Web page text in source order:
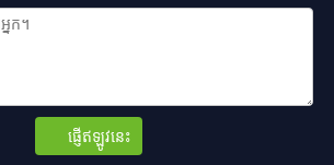
ផ្ញើឥឡូវនេះ